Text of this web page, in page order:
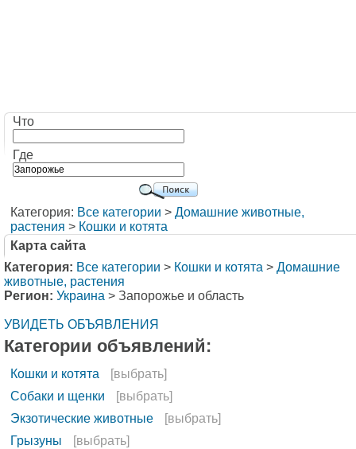
Что
Где
Категория: Все категории > Домашние животные,
растения > Кошки и котята
Карта сайта
Категория: Все категории > Кошки и котята > Домашние
животные, растения
Регион: Украина > Запорожье и область
УВИДЕТЬ ОБЪЯВЛЕНИЯ
Категории объявлений:
Кошки и котята
[выбрать]
Собаки и щенки
[выбрать]
Экзотические животные
[выбрать]
Грызуны
[выбрать]